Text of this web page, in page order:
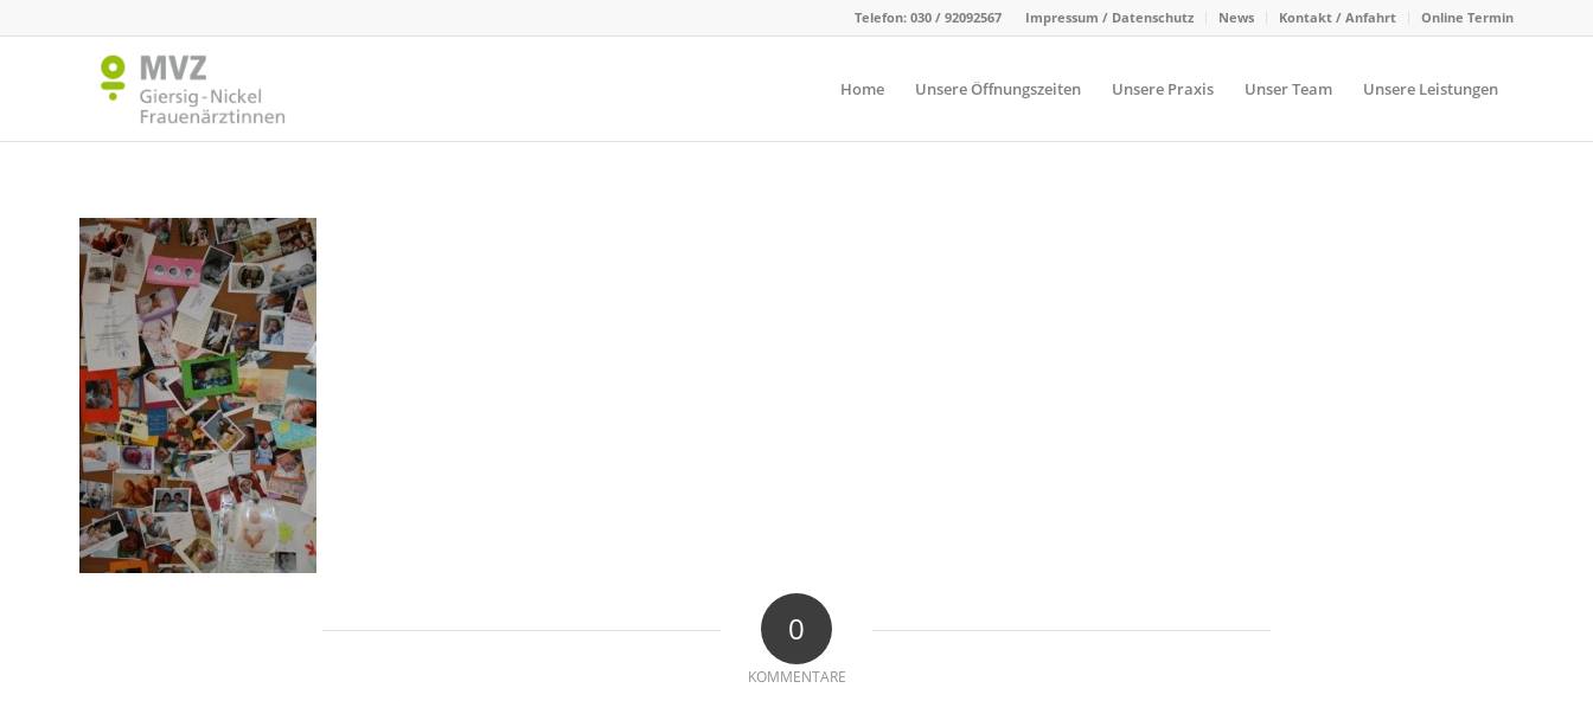
Impressum / Datenschutz News Kontakt / Anfahrt Online Termin
Telefon: 030 / 92092567
Home Unsere Öffnungszeiten Unsere Praxis Unser Team Unsere Leistungen
0
KOMMENTARE